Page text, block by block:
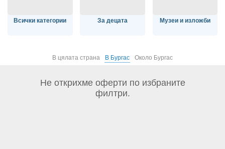
Всички категории За децата Музеи и изложби
В цялата страна В Бургас Около Бургас
Не открихме оферти по избраните
филтри.